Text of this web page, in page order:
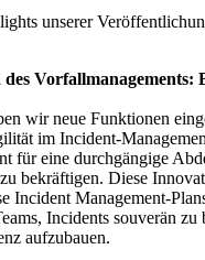
unserer
Vorfallmanagements:
wir neue Funktionen
im Incident-
für eine durchgängige
bekräftigen. Diese
Incident Management-
Incidents souverän zu
aufzubauen.